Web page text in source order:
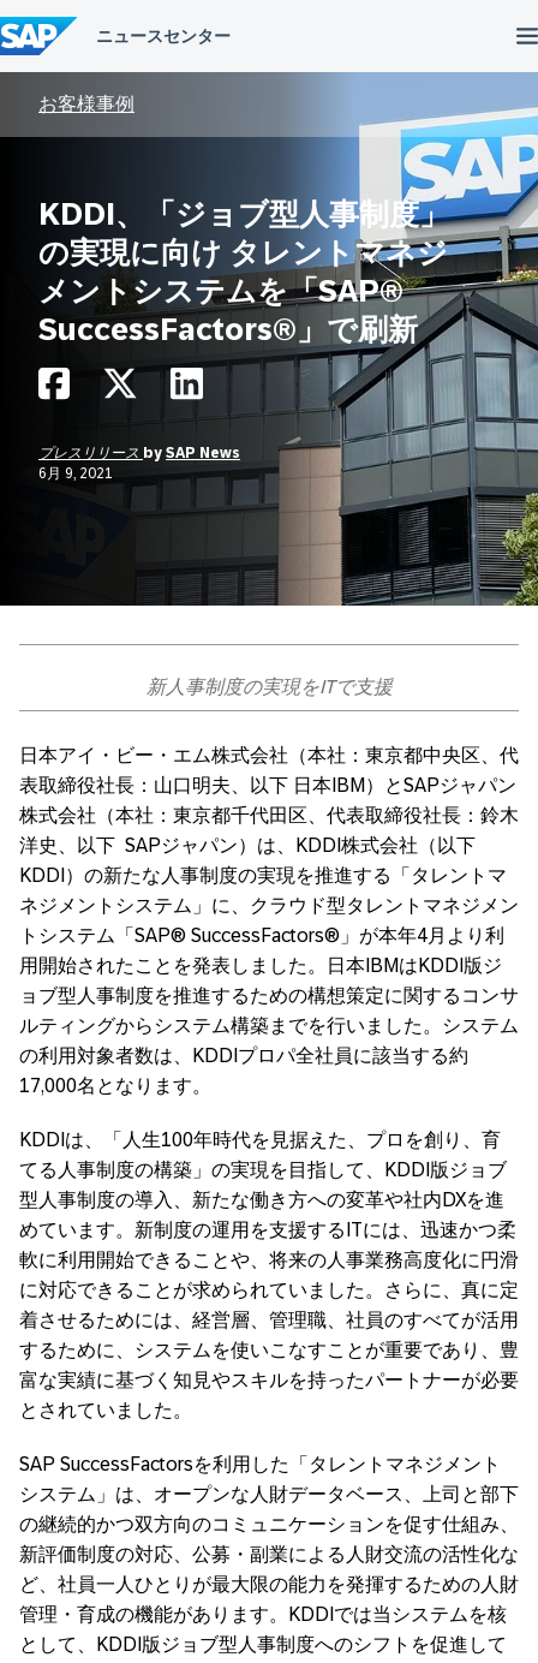
ン
テ
ン
お客様事例
KDDI、「ジョブ型人事制度」
の実現に向け タレントマネジ
メントシステムを「SAP®
SuccessFactors®」で刷新
プレスリリース by SAP News
6月 9, 2021
新人事制度の実現をITで支援
日本アイ・ビー・エム株式会社（本社：東京都中央区、代
表取締役社長：山口明夫、以下 日本IBM）とSAPジャパン
株式会社（本社：東京都千代田区、代表取締役社長：鈴木
洋史、以下 SAPジャパン）は、KDDI株式会社（以下
KDDI）の新たな人事制度の実現を推進する「タレントマ
ネジメントシステム」に、クラウド型タレントマネジメン
トシステム「SAP® SuccessFactors®」が本年4月より利
用開始されたことを発表しました。日本IBMはKDDI版ジ
ョブ型人事制度を推進するための構想策定に関するコンサ
ルティングからシステム構築までを行いました。システム
の利用対象者数は、KDDIプロパ全社員に該当する約
17,000名となります。
KDDIは、「人生100年時代を見据えた、プロを創り、育
てる人事制度の構築」の実現を目指して、KDDI版ジョブ
型人事制度の導入、新たな働き方への変革や社内DXを進
めています。新制度の運用を支援するITには、迅速かつ柔
軟に利用開始できることや、将来の人事業務高度化に円滑
に対応できることが求められていました。さらに、真に定
着させるためには、経営層、管理職、社員のすべてが活用
するために、システムを使いこなすことが重要であり、豊
富な実績に基づく知見やスキルを持ったパートナーが必要
とされていました。
SAP SuccessFactorsを利用した「タレントマネジメント
システム」は、オープンな人財データベース、上司と部下
の継続的かつ双方向のコミュニケーションを促す仕組み、
新評価制度の対応、公募・副業による人財交流の活性化な
ど、社員一人ひとりが最大限の能力を発揮するための人財
管理・育成の機能があります。KDDIでは当システムを核
として、KDDI版ジョブ型人事制度へのシフトを促進して